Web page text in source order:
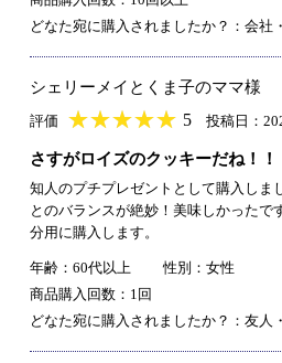
どなた宛に購入されましたか？：会社
シェリーメイとくま子のママ様
評価 ★★★★★
★★★★★ 5 投稿日：
さすがロイズのクッキーだね！！
知人のプチプレゼントとして購入しま
とのバランスが絶妙！美味しかったで
分用に購入します。
年齢：60代以上
性別：女性
商品購入回数：1回
どなた宛に購入されましたか？：友人